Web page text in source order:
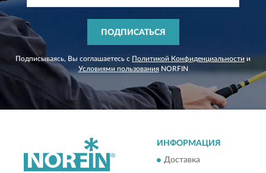
ПОДПИСАТЬСЯ
Подписываясь, Вы соглашаетесь с Политикой Конфиденциальности и
Условиями пользованияNORFIN
ИНФОРМАЦИЯ
Доставка